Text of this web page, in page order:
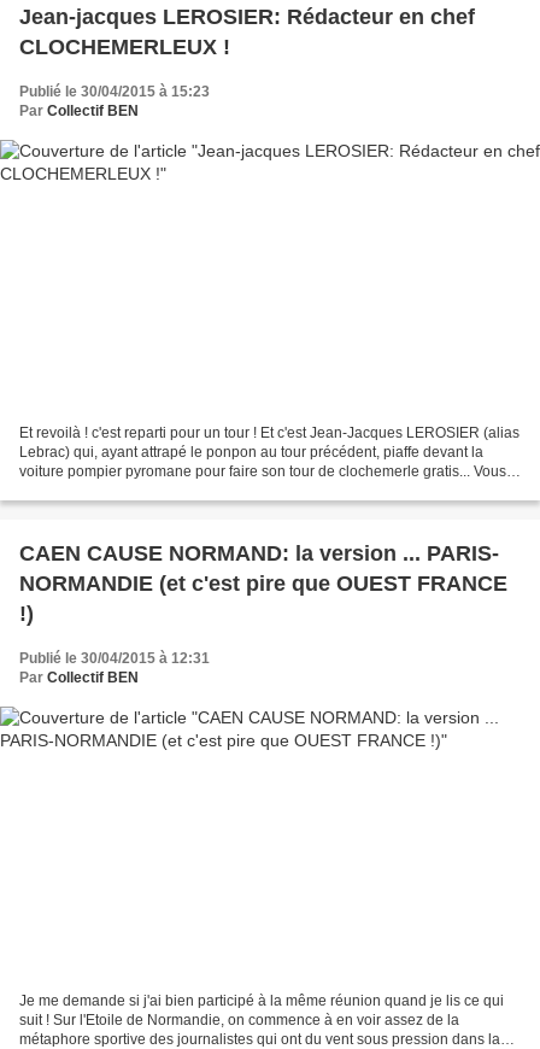
Jean-jacques LEROSIER: Rédacteur en chef
CLOCHEMERLEUX !
Publié le 30/04/2015 à 15:23
Par Collectif BEN
Et revoilà ! c'est reparti pour un tour ! Et c'est Jean-Jacques LEROSIER (alias
Lebrac) qui, ayant attrapé le ponpon au tour précédent, piaffe devant la
voiture pompier pyromane pour faire son tour de clochemerle gratis... Vous
CAEN CAUSE NORMAND: la version ... PARIS-
NORMANDIE (et c'est pire que OUEST FRANCE
!)
Publié le 30/04/2015 à 12:31
Par Collectif BEN
Je me demande si j'ai bien participé à la même réunion quand je lis ce qui
suit ! Sur l'Etoile de Normandie, on commence à en voir assez de la
métaphore sportive des journalistes qui ont du vent sous pression dans la